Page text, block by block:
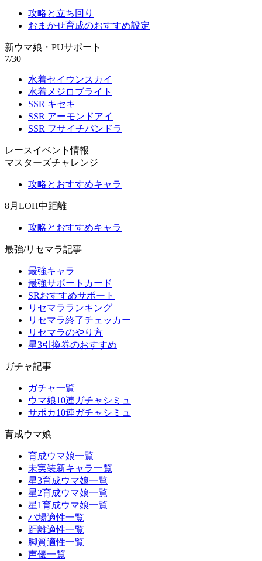
攻略と立ち回り
おまかせ育成のおすすめ設定
新ウマ娘・PUサポート
7/30
水着セイウンスカイ
水着メジロブライト
SSR キセキ
SSR アーモンドアイ
SSR フサイチパンドラ
レースイベント情報
マスターズチャレンジ
攻略とおすすめキャラ
8月LOH中距離
攻略とおすすめキャラ
最強/リセマラ記事
最強キャラ
最強サポートカード
SRおすすめサポート
リセマラランキング
リセマラ終了チェッカー
リセマラのやり方
星3引換券のおすすめ
ガチャ記事
ガチャ一覧
ウマ娘10連ガチャシミュ
サポカ10連ガチャシミュ
育成ウマ娘
育成ウマ娘一覧
未実装新キャラ一覧
星3育成ウマ娘一覧
星2育成ウマ娘一覧
星1育成ウマ娘一覧
バ場適性一覧
距離適性一覧
脚質適性一覧
声優一覧